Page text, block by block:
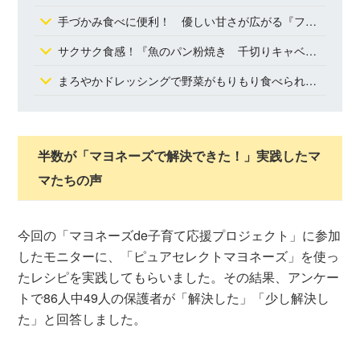
手づかみ食べに便利！ 優しい甘さが広がる『フレンチトースト風おやき』
サクサク食感！『魚のパン粉焼き 千切りキャベツ添え』
まろやかドレッシングで野菜がもりもり食べられる！ 「オーロラソースのサラダ」
半数が「マヨネーズで解決できた！」実践したマ
マたちの声
今回の「マヨネーズde子育て応援プロジェクト」に参加
したモニターに、「ピュアセレクトマヨネーズ」を使っ
たレシピを実践してもらいました。その結果、アンケー
トで86人中49人の保護者が「解決した」「少し解決し
た」と回答しました。